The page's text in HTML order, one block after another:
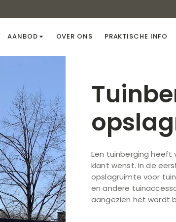
AANBOD OVER ONS PRAKTISCHE INFO
Een tuinberging heeft
klant wenst. In de
opslagruimte voor
en andere
aangezien het wordt